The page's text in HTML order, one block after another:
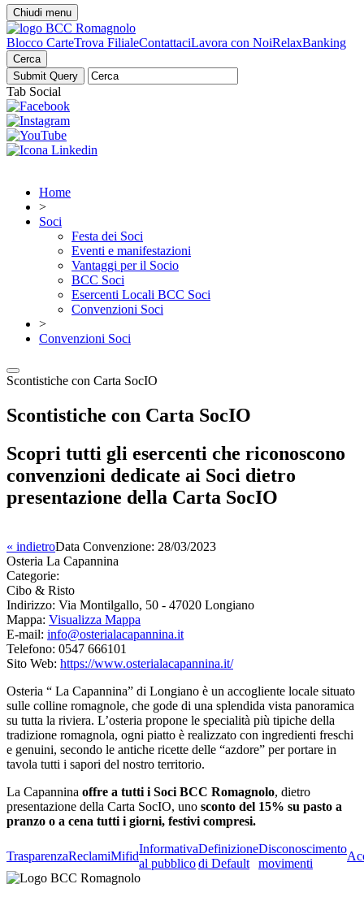
Chiudi menu
Blocco CarteTrova FilialeContattaciLavora con NoiRelaxBanking
Cerca
Tab Social
Home
>
Soci
Festa dei Soci
Eventi e manifestazioni
Vantaggi per il Socio
BCC Soci
Esercenti Locali BCC Soci
Convenzioni Soci
>
Convenzioni Soci
Scontistiche con Carta SocIO
Scontistiche con Carta SocIO
Scopri tutti gli esercenti che riconoscono
convenzioni dedicate ai Soci dietro
presentazione della Carta SocIO
« indietroData Convenzione: 28/03/2023
Osteria La Capannina
Categorie:
Cibo & Risto
Indirizzo: Via Montilgallo, 50 - 47020 Longiano
Mappa: Visualizza Mappa
E-mail: info@osterialacapannina.it
Telefono: 0547 666101
Sito Web: https://www.osterialacapannina.it/
Osteria “ La Capannina” di Longiano è un accogliente locale situato
sulle colline romagnole, che gode di una splendida vista panoramica
su tutta la riviera. L’osteria propone le specialità più tipiche della
tradizione romagnola, ogni piatto è realizzato con ingredienti freschi
e genuini, secondo le antiche ricette delle “azdore” per portare in
tavola tutti i sapori del nostro territorio.
La Capannina offre a tutti i Soci BCC Romagnolo, dietro
presentazione della Carta SocIO, uno sconto del 15% su pasto a
pranzo o a cena tutti i giorni, festivi compresi.
TrasparenzaReclamiMifid
Informativa
al pubblico
Definizione
di Default
Disconoscimento
movimenti